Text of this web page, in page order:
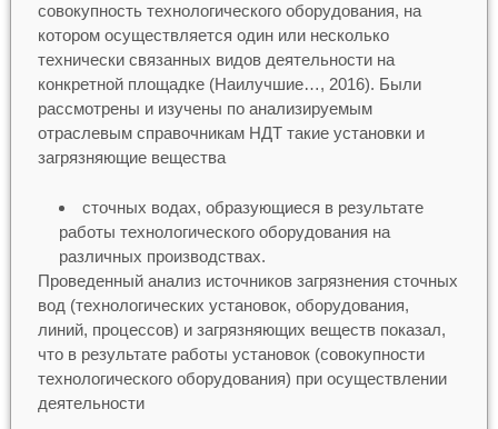
совокупность технологического оборудования, на
котором осуществляется один или несколько
технически связанных видов деятельности на
конкретной площадке (Наилучшие…, 2016). Были
рассмотрены и изучены по анализируемым
отраслевым справочникам НДТ такие установки и
загрязняющие вещества
сточных водах, образующиеся в результате
работы технологического оборудования на
различных производствах.
Проведенный анализ источников загрязнения сточных
вод (технологических установок, оборудования,
линий, процессов) и загрязняющих веществ показал,
что в результате работы установок (совокупности
технологического оборудования) при осуществлении
деятельности